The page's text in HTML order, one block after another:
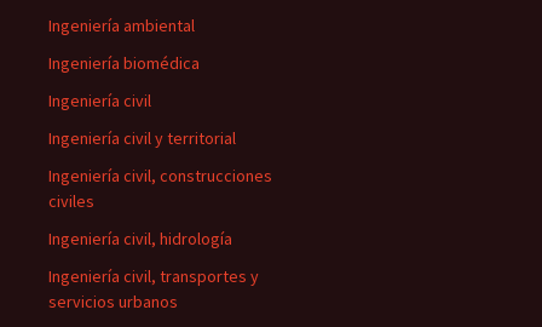
Ingeniería ambiental
Ingeniería biomédica
Ingeniería civil
Ingeniería civil y territorial
Ingeniería civil, construcciones
civiles
Ingeniería civil, hidrología
Ingeniería civil, transportes y
servicios urbanos